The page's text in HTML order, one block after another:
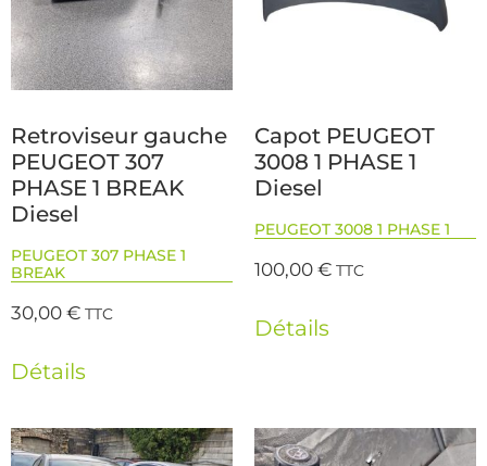
Retroviseur gauche
PEUGEOT 307
PHASE 1 BREAK
Diesel
PEUGEOT 307 PHASE 1
BREAK
30,00€ TTC
Détails
Capot PEUGEOT
3008 1 PHASE 1
Diesel
PEUGEOT 3008 1 PHASE 1
100,00€ TTC
Détails